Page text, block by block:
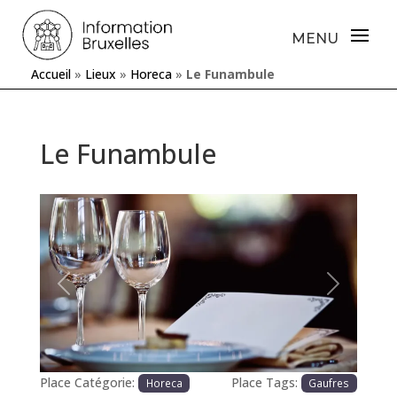
Accueil » Lieux » Horeca » Le Funambule
Le Funambule
Précédente Prochaine
Place Catégorie: Horeca Place Tags: Gaufres